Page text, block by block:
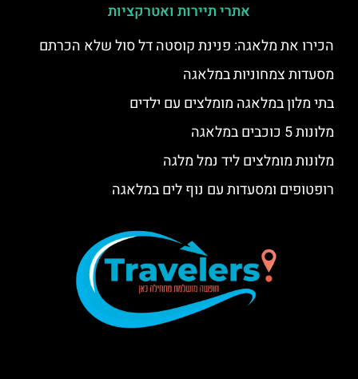
אתרי תיירות ואטרקציות
הכירו את מלאגה: פנינת קוסטה דל סול שלא הכרתם
מסעדות צמחוניות במלאגה
בתי מלון במלאגה מומלצים עם ילדים
מלונות 5 כוכבים במלאגה
מלונות מומלצים ליד נמל מלגה
רופטופים ומסעדות עם נוף לים במלאגה